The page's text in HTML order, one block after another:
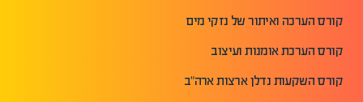
קורס הערכה ואיתור של נזקי מים
קורס הערכת אומנות ועיצוב
קורס השקעות נדלן ארצות ארה"ב